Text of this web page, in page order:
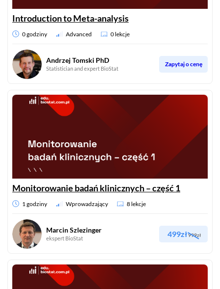
Introduction to Meta-analysis
0 godziny Advanced 0 lekcje
Andrzej Tomski PhD
Statistician and expert BioStat
Zapytaj o cenę
Monitorowanie badań klinicznych – część 1
1 godziny Wprowadzający 8 lekcje
Marcin Szlezinger
ekspert BioStat 499zł999zł